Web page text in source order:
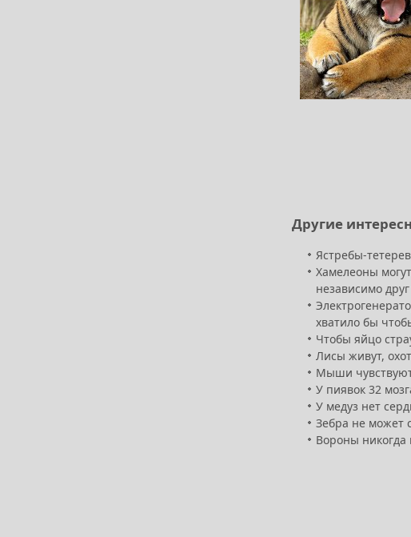
Другие
Ястребы-
Хамелеоны
независимо
хватило бы
Чтобы яйцо
Лисы живут,
Мыши
У пиявок 32
У медуз нет
Зебра не может
Вороны